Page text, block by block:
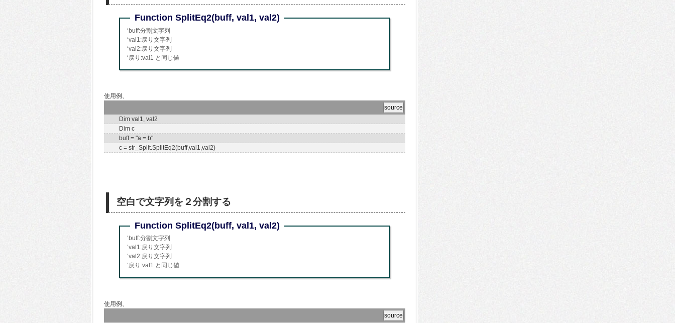
Function SplitEq2(buff, val1, val2)
‘buff:分割文字列
‘val1:戻り文字列
‘val2:戻り文字列
‘戻り:val1 と同じ値
使用例、
Dim val1, val2
Dim c
buff = "a = b"
c = str_Split.SplitEq2(buff,val1,val2)
空白で文字列を２分割する
Function SplitEq2(buff, val1, val2)
‘buff:分割文字列
‘val1:戻り文字列
‘val2:戻り文字列
‘戻り:val1 と同じ値
使用例、